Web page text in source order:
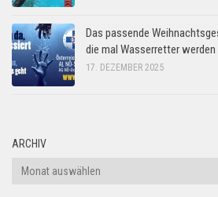
Das passende
die mal Wasserretter
17. DEZEMBER 2025
ARCHIV
Archiv